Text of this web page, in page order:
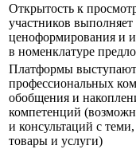
Открытость к
участников
ценоформирования и
в номенклатуре
Платформы
профессиональных
обобщения и
компетенций
и консультаций с
товары и услуги)